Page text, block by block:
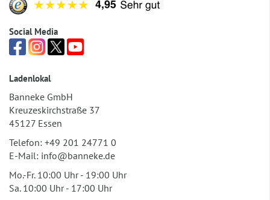
Social Media
Ladenlokal
Banneke GmbH
Kreuzeskirchstraße 37
45127 Essen
Telefon: +49 201 24771 0
E-Mail: info@banneke.de
Mo.-Fr. 10:00 Uhr - 19:00 Uhr
Sa. 10:00 Uhr - 17:00 Uhr